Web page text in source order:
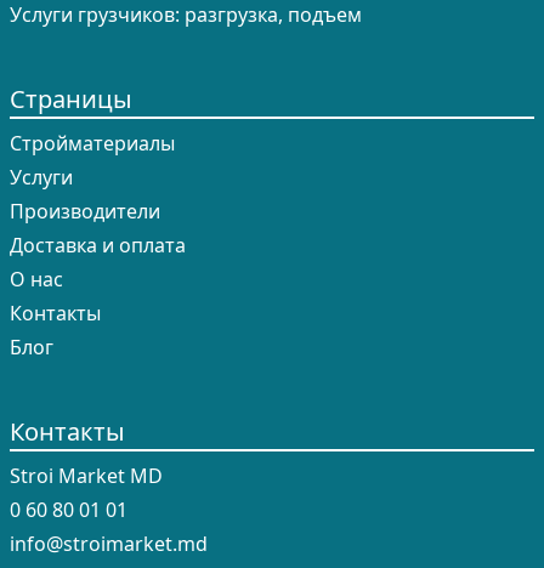
Услуги грузчиков: разгрузка, подъем
Страницы
Cтройматериалы
Услуги
Производители
Доставка и оплата
О нас
Контакты
Блог
Контакты
Stroi Market MD
0 60 80 01 01
info@stroimarket.md